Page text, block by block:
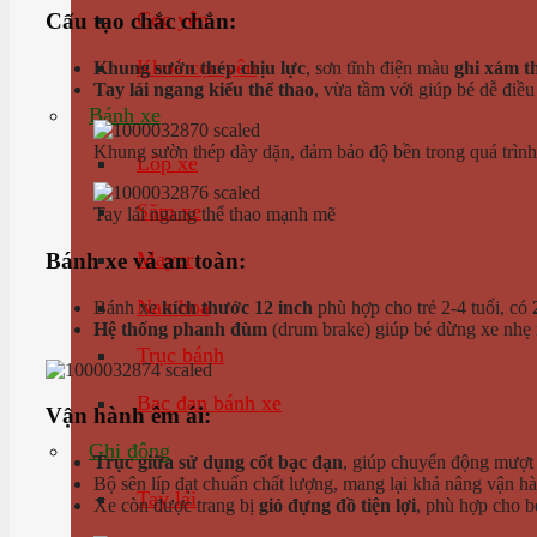
Cọc yên
Khoá cọc yên
Bánh xe
Lốp xe
Săm xe
Mayer
Nan hoa
Trục bánh
Bạc đạn bánh xe
Ghi đông
Tay lái
Cấu tạo chắc chắn:
Khung sườn thép chịu lực, sơn tĩnh điện màu ghi xám
Tay lái ngang kiểu thể thao, vừa tầm với giúp bé dễ
Khung sườn thép dày dặn, đảm bảo độ bền trong quá
Tay lái ngang thể thao mạnh mẽ
Bánh xe và an toàn:
Bánh xekích thước 12 inch phù hợp cho trẻ 2-4 tuổi, có
Hệ thống phanh đùm (drum brake) giúp bé dừng xe
Vận hành êm ái:
Trục giữa sử dụng cốt bạc đạn, giúp chuyển động
Bộ sên líp đạt chuẩn chất lượng, mang lại khả nâng vận
Xe còn được trang bị giỏ đựng đồ tiện lợi, phù hợp cho